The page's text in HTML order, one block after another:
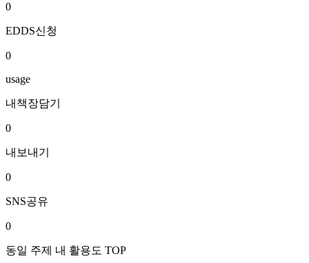
0
EDDS신청
0
usage
내책장담기
0
내보내기
0
SNS공유
0
동일 주제 내 활용도 TOP